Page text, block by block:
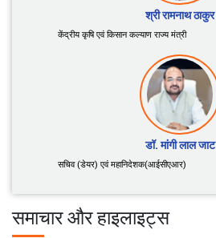
श्री भागीरथ चौधरी
केंद्रीय कृषि एवं किसान कल्याण राज्य मंत्री
श्री रामनाथ ठाकुर
केंद्रीय कृषि एवं किसान कल्याण राज्य मंत्री